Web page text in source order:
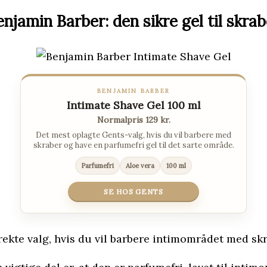
Barber: den sikre gel til
BENJAMIN BARBER
Intimate Shave Gel 100 ml
Normalpris 129 kr.
Det mest oplagte Gents-valg, hvis du vil barbere med
skraber og have en parfumefri gel til det sarte område.
Parfumefri Aloe vera 100 ml
SE HOS GENTS
valg, hvis du vil barbere intimområdet med